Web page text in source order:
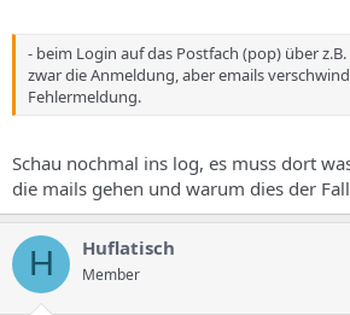
- beim Login auf das Postfach (pop) über
zwar die Anmeldung, aber emails
Fehlermeldung.
Schau nochmal ins log, es muss dort
die mails gehen und warum dies der
H Huflatisch
Member